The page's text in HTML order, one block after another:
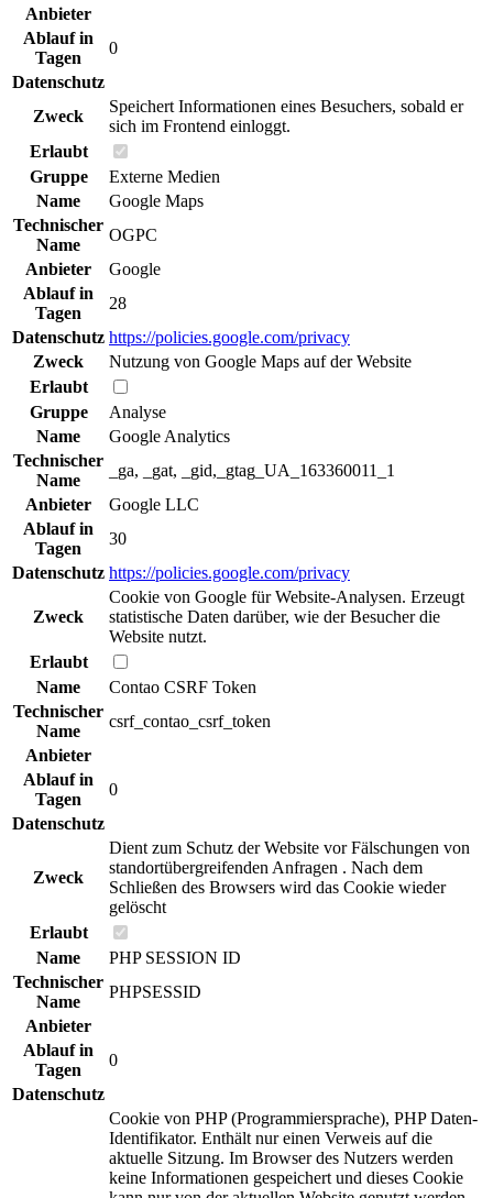
Anbieter
Ablauf in
Tagen
0
Datenschutz
Zweck
Speichert Informationen eines Besuchers, sobald er
sich im Frontend einloggt.
Erlaubt
Gruppe
Externe Medien
Name
Google Maps
Technischer
Name
OGPC
Anbieter
Google
Ablauf in
Tagen
28
Datenschutz https://policies.google.com/privacy
Zweck
Nutzung von Google Maps auf der Website
Erlaubt
Gruppe
Analyse
Name
Google Analytics
Technischer
Name
_ga, _gat, _gid,_gtag_UA_163360011_1
Anbieter
Google LLC
Ablauf in
Tagen
30
Datenschutz https://policies.google.com/privacy
Zweck
Cookie von Google für Website-Analysen. Erzeugt
statistische Daten darüber, wie der Besucher die
Website nutzt.
Erlaubt
Name
Contao CSRF Token
Technischer
Name
csrf_contao_csrf_token
Anbieter
Ablauf in
Tagen
0
Datenschutz
Zweck
Dient zum Schutz der Website vor Fälschungen von
standortübergreifenden Anfragen . Nach dem
Schließen des Browsers wird das Cookie wieder
gelöscht
Erlaubt
Name
PHP SESSION ID
Technischer
Name
PHPSESSID
Anbieter
Ablauf in
Tagen
0
Datenschutz
Cookie von PHP (Programmiersprache), PHP Daten-
Identifikator. Enthält nur einen Verweis auf die
aktuelle Sitzung. Im Browser des Nutzers werden
keine Informationen gespeichert und dieses Cookie